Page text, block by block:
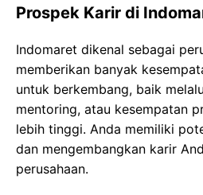
Prospek Karir di
Indomaret dikenal sebagai
memberikan banyak
untuk berkembang, baik
mentoring, atau kesempatan
lebih tinggi. Anda memiliki
dan mengembangkan karir
perusahaan.